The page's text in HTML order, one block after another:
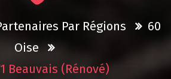
Par Régions
60
Oise
Beauvais (rénové)